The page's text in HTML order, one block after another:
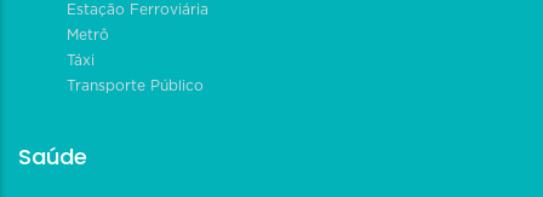
Estação Ferroviária
Metrô
Táxi
Transporte Público
Saúde